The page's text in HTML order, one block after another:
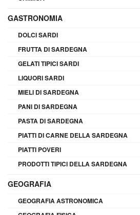
GASTRONOMIA
DOLCI SARDI
FRUTTA DI SARDEGNA
GELATI TIPICI SARDI
LIQUORI SARDI
MIELI DI SARDEGNA
PANI DI SARDEGNA
PASTA DI SARDEGNA
PIATTI DI CARNE DELLA SARDEGNA
PIATTI POVERI
PRODOTTI TIPICI DELLA SARDEGNA
GEOGRAFIA
GEOGRAFIA ASTRONOMICA